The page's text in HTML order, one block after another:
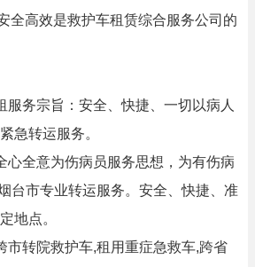
全高效是救护车租赁综合服务公司的
服务宗旨：安全、快捷、一切以病人
急转运服务。
心全意为伤病员服务思想，为有伤病
台市专业转运服务。安全、快捷、准
地点。
市转院救护车,租用重症急救车,跨省